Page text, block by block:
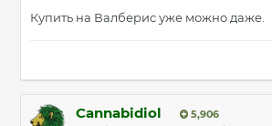
Купить на Валберис уже можно даже.
Cannabidiol 5,906